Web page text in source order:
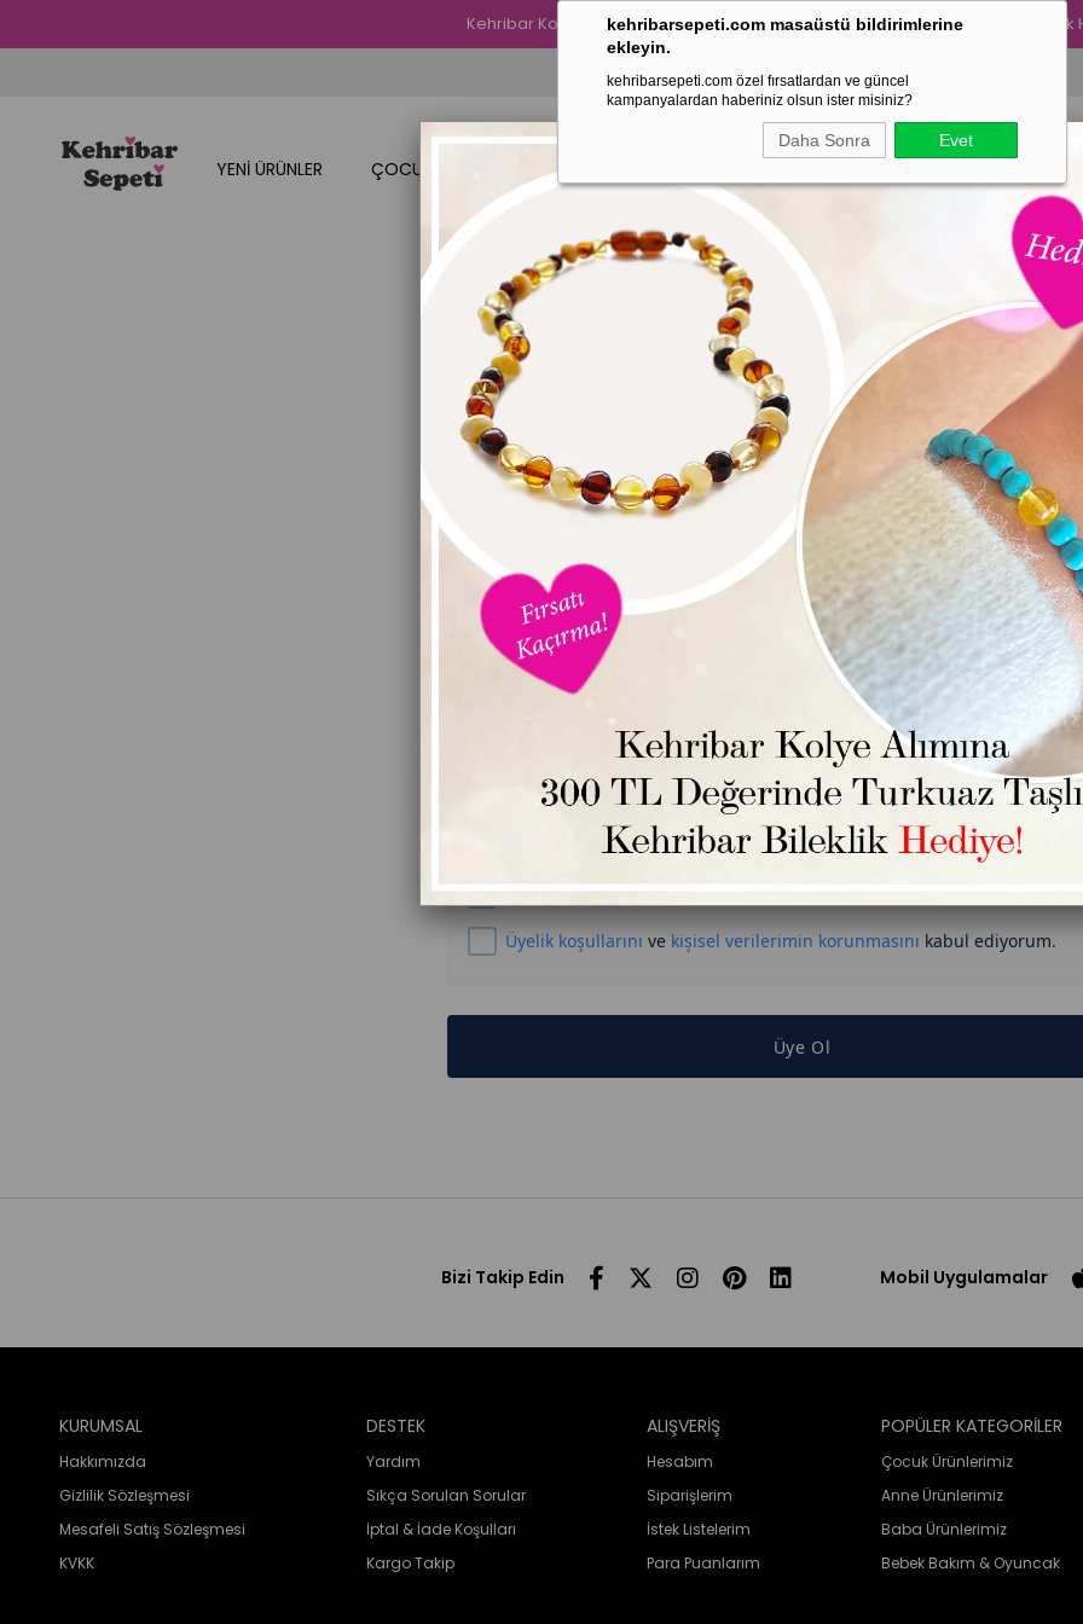
kehribarsepeti.com masaüstü bildirimlerine
ekleyin.
kehribarsepeti.com özel fırsatlardan ve güncel
kampanyalardan haberiniz olsun ister misiniz?
Daha Sonra Evet
Kehribar Kolye Alımına 300 TL Değerinde Turkuaz Taşlı Kehribar Yetişkin Bileklik
YENİ ÜRÜNLER ÇOCUK ÜRÜNLERİMİZ
Yeni Üyelik
Adınız Soyadınız
Şifre
Şehir Seçiniz İlçe Seçiniz
Kampanya, duyuru, bilgilendirmelerden e-posta ile haberdar olmak
Kampanya, duyuru, bilgilendirmelerden sms ile haberdar olmak
Üyelik koşullarını ve kişisel verilerimin korunmasını kabul ediyorum.
Üye Ol
Bizi Takip Edin Mobil Uygulamalar
KURUMSAL
Hakkımızda
Gizlilik Sözleşmesi
Mesafeli Satış Sözleşmesi
KVKK
DESTEK
Yardım
Sıkça Sorulan Sorular
İptal & İade Koşulları
Kargo Takip
ALIŞVERİŞ
Hesabım
Siparişlerim
İstek Listelerim
Para Puanlarım
POPÜLER KATEGORİLER
Çocuk Ürünlerimiz
Anne Ürünlerimiz
Baba Ürünlerimiz
Bebek Bakım & Oyuncak